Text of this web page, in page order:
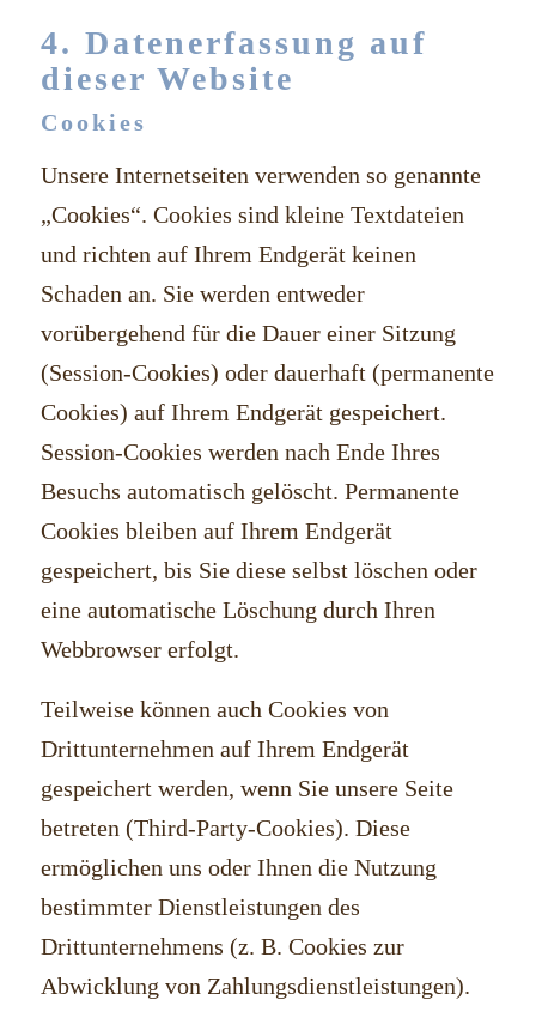
4. Datenerfassung auf
dieser Website
Cookies
Unsere Internetseiten verwenden so genannte
„Cookies“. Cookies sind kleine Textdateien
und richten auf Ihrem Endgerät keinen
Schaden an. Sie werden entweder
vorübergehend für die Dauer einer Sitzung
(Session-Cookies) oder dauerhaft (permanente
Cookies) auf Ihrem Endgerät gespeichert.
Session-Cookies werden nach Ende Ihres
Besuchs automatisch gelöscht. Permanente
Cookies bleiben auf Ihrem Endgerät
gespeichert, bis Sie diese selbst löschen oder
eine automatische Löschung durch Ihren
Webbrowser erfolgt.
Teilweise können auch Cookies von
Drittunternehmen auf Ihrem Endgerät
gespeichert werden, wenn Sie unsere Seite
betreten (Third-Party-Cookies). Diese
ermöglichen uns oder Ihnen die Nutzung
bestimmter Dienstleistungen des
Drittunternehmens (z. B. Cookies zur
Abwicklung von Zahlungsdienstleistungen).